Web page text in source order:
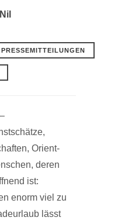
–
Orient-
deren
ist:
enorm viel zu
lässt